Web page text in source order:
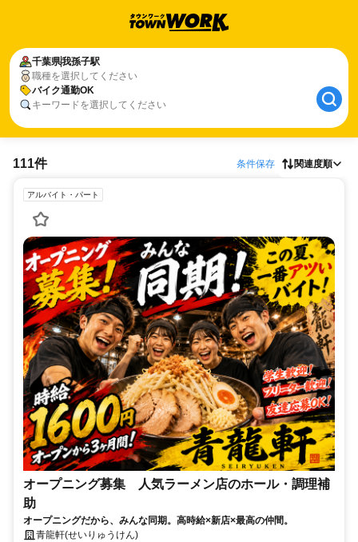
千葉県我孫子駅
職種を選択してください
バイク通勤OK
キーワードを選択してください
111件 条件保存 関連度順
アルバイト・パート
オープニング募集 人気ラーメン店のホール・調理補
助
オープニングだから、みんな同期。高時給×新店×最高の仲間。
青龍軒(せいりゅうけん)